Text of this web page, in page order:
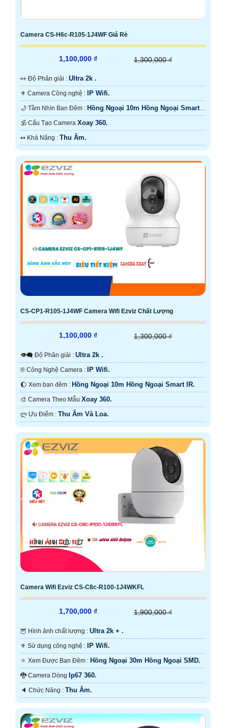
Camera CS-H6c-R105-1J4WF Giá Rẻ
1,100,000 ₫ 1,300,000 ₫
️👀 Độ Phân giải : Ultra 2k .
⚜️ Camera Công nghệ : IP Wifi.
🌙 Tầm Nhìn Ban Đêm : Hồng Ngoại 10m Hồng Ngoại Smart
IR. 🕉️ Cấu Tạo Camera Xoay 360.
️↭ Khả Năng : Thu Âm.
CS-CP1-R105-1J4WF Camera Wifi Ezviz Chất Lượng
1,100,000 ₫ 1,300,000 ₫
👁️‍🗨 Độ Phân giải : Ultra 2k .
®️ Công Nghệ Camera : IP Wifi.
🌔 Xem ban đêm : Hồng Ngoại 10m Hồng Ngoại Smart IR.
🎨 Camera Theo Mẫu Xoay 360.
️ლ Ưu Điểm : Thu Âm Và Loa.
Camera Wifi Ezviz CS-C8c-R100-1J4WKFL
1,700,000 ₫ 1,900,000 ₫
🦉 Hình ảnh chất lượng : Ultra 2k + .
⚜️ Sử dụng công nghệ : IP Wifi.
🔅 Xem Được Ban Đêm : Hồng Ngoại 30m Hồng Ngoại SMD.
🐉️ Camera Dòng Ip67 360.
️🔈 Chức Năng : Thu Âm.